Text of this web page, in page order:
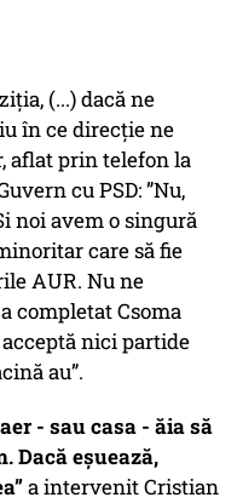
(...) dacă ne
în ce direcție ne
aflat prin telefon la
cu PSD: ”Nu,
noi avem o singură
care să fie
AUR. Nu ne
completat Csoma
nici partide
au”.
- sau casa - ăia să
Dacă eșuează,
a intervenit Cristian